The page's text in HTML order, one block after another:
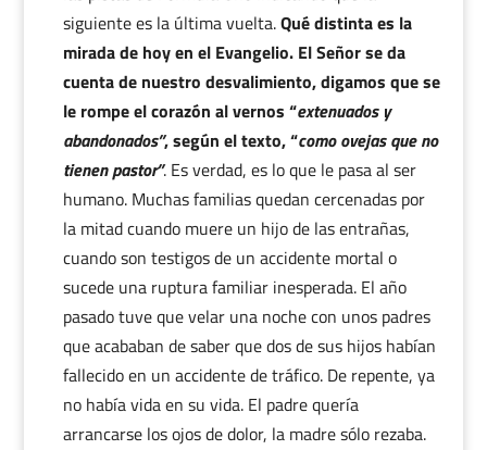
siguiente es la última vuelta.Qué distinta es la
mirada de hoy en el Evangelio. El Señor se da
cuenta de nuestro desvalimiento, digamos que se
le rompe el corazón al vernos “extenuados y
abandonados”, según el texto, “como ovejas que no
tienen pastor”. Es verdad, es lo que le pasa al ser
humano. Muchas familias quedan cercenadas por
la mitad cuando muere un hijo de las entrañas,
cuando son testigos de un accidente mortal o
sucede una ruptura familiar inesperada. El año
pasado tuve que velar una noche con unos padres
que acababan de saber que dos de sus hijos habían
fallecido en un accidente de tráfico. De repente, ya
no había vida en su vida. El padre quería
arrancarse los ojos de dolor, la madre sólo rezaba.